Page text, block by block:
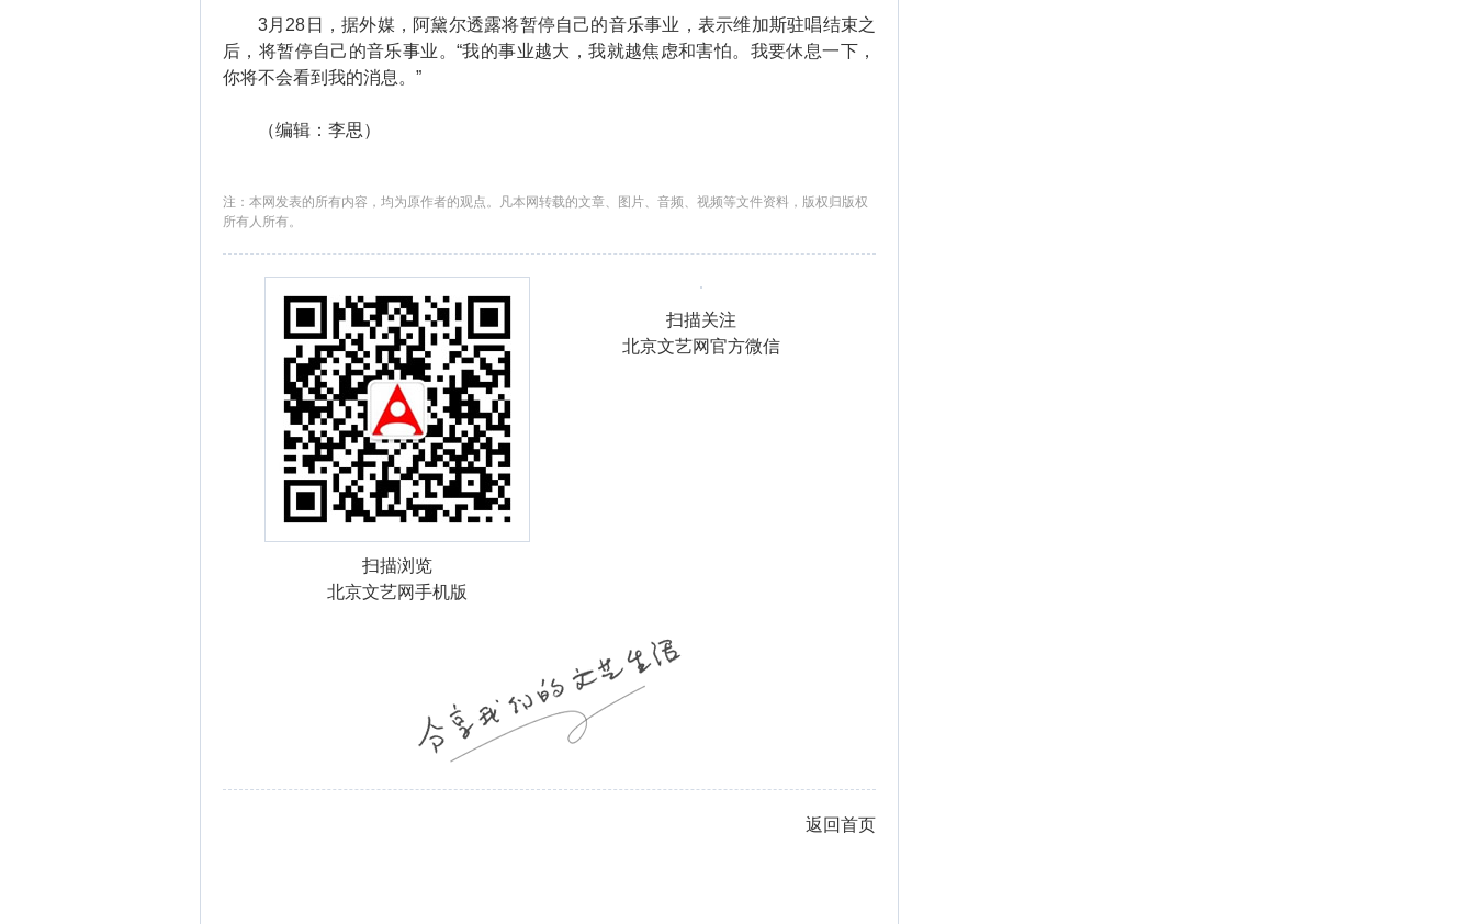
3月28日，据外媒，阿黛尔透露将暂停自己的音乐事业，表示维加斯驻唱结束之
后，将暂停自己的音乐事业。“我的事业越大，我就越焦虑和害怕。我要休息一下，
你将不会看到我的消息。”
（编辑：李思）
注：本网发表的所有内容，均为原作者的观点。凡本网转载的文章、图片、音频、视频等文件资料，版权归版权
所有人所有。
扫描浏览
北京文艺网手机版
扫描关注
北京文艺网官方微信
返回首页